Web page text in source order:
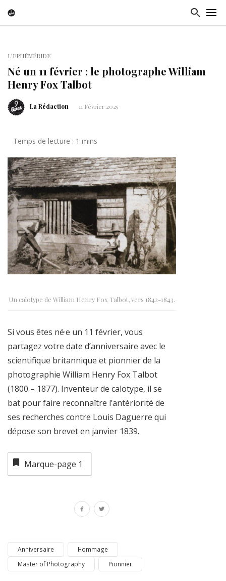
L'EPHÉMÉRIDE
Né un 11 février : le photographe William
Henry Fox Talbot
La Rédaction 11 Février 2025
Un calotype de William Henry Fox Talbot, vers 1842-1843.
Si vous êtes né·e un 11 février, vous
partagez votre date d’anniversaire avec le
scientifique britannique et pionnier de la
photographie William Henry Fox Talbot
(1800 – 1877). Inventeur de calotype, il se
bat pour faire reconnaître l’antériorité de
ses recherches contre Louis Daguerre qui
dépose son brevet en janvier 1839.
Marque-page 1
Anniversaire
Hommage
Master of Photography
Pionnier